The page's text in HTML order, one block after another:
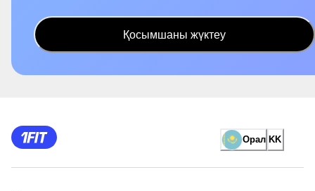
Қосымшаны жүктеу
Орал KK